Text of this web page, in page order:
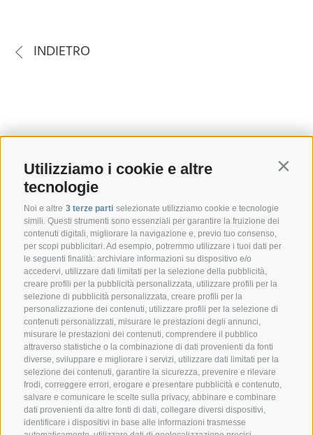
Utilizziamo i cookie e altre
tecnologie
Noi e altre 3 terze parti selezionate utilizziamo cookie e tecnologie
simili. Questi strumenti sono essenziali per garantire la fruizione dei
contenuti digitali, migliorare la navigazione e, previo tuo consenso,
per scopi pubblicitari. Ad esempio, potremmo utilizzare i tuoi dati per
le seguenti finalità: archiviare informazioni su dispositivo e/o
accedervi, utilizzare dati limitati per la selezione della pubblicità,
creare profili per la pubblicità personalizzata, utilizzare profili per la
selezione di pubblicità personalizzata, creare profili per la
personalizzazione dei contenuti, utilizzare profili per la selezione di
contenuti personalizzati, misurare le prestazioni degli annunci,
misurare le prestazioni dei contenuti, comprendere il pubblico
attraverso statistiche o la combinazione di dati provenienti da fonti
diverse, sviluppare e migliorare i servizi, utilizzare dati limitati per la
selezione dei contenuti, garantire la sicurezza, prevenire e rilevare
frodi, correggere errori, erogare e presentare pubblicità e contenuto,
salvare e comunicare le scelte sulla privacy, abbinare e combinare
dati provenienti da altre fonti di dati, collegare diversi dispositivi,
identificare i dispositivi in base alle informazioni trasmesse
INDIETRO
CONTATTO
Federazione Prov.le Allevatori Trento
Via delle Bettine, 40 - 38121 Trento
Tel.:+39 0461 432111
info@superbrown.it